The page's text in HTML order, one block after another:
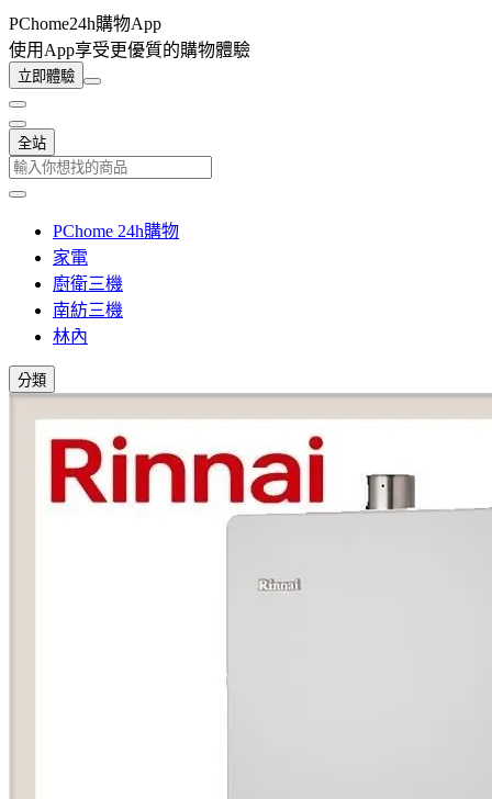
PChome24h購物App
使用App享受更優質的購物體驗
立即體驗
全站
PChome 24h購物
家電
廚衛三機
南紡三機
林內
分類